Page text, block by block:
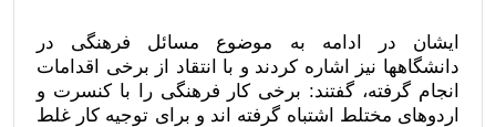
ایشان در ادامه به موضوع مسائل فرهنگی در
دانشگاهها نیز اشاره کردند و با انتقاد از برخی اقدامات
انجام گرفته، گفتند: برخی کار فرهنگی را با کنسرت و
اردوهای مختلط اشتباه گرفته اند و برای توجیه کار غلط